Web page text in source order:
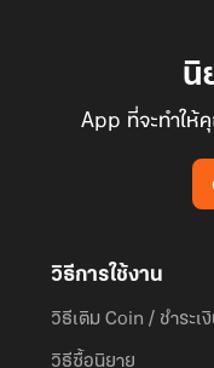
นิ
App ที่จะทำให้
วิธีการใช้งาน
วิธีเติม Coin / ชำระเ
วิธีซื้อนิยาย